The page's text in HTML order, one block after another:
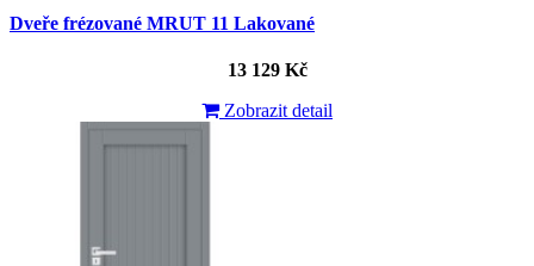
Dveře frézované MRUT 11 Lakované
13 129 Kč
Zobrazit detail